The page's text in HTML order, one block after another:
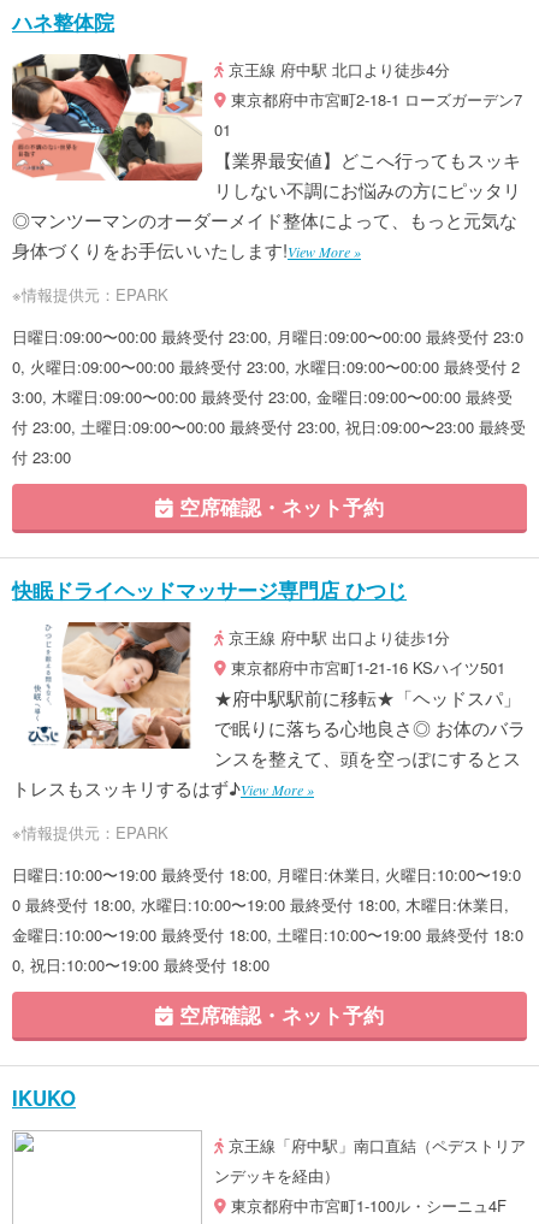
ハネ整体院
京王線 府中駅 北口より徒歩4分
東京都府中市宮町2-18-1 ローズガーデン7
01
【業界最安値】どこへ行ってもスッキ
リしない不調にお悩みの方にピッタリ
◎マンツーマンのオーダーメイド整体によって、もっと元気な
身体づくりをお手伝いいたします!View More »
※情報提供元：EPARK
日曜日:09:00〜00:00 最終受付 23:00, 月曜日:09:00〜00:00 最終受付 23:0
0, 火曜日:09:00〜00:00 最終受付 23:00, 水曜日:09:00〜00:00 最終受付 2
3:00, 木曜日:09:00〜00:00 最終受付 23:00, 金曜日:09:00〜00:00 最終受
付 23:00, 土曜日:09:00〜00:00 最終受付 23:00, 祝日:09:00〜23:00 最終受
付 23:00
空席確認・ネット予約
快眠ドライヘッドマッサージ専門店 ひつじ
京王線 府中駅 出口より徒歩1分
東京都府中市宮町1-21-16 KSハイツ501
★府中駅駅前に移転★「ヘッドスパ」
で眠りに落ちる心地良さ◎ お体のバラ
ンスを整えて、頭を空っぽにするとス
トレスもスッキリするはず♪View More »
※情報提供元：EPARK
日曜日:10:00〜19:00 最終受付 18:00, 月曜日:休業日, 火曜日:10:00〜19:0
0 最終受付 18:00, 水曜日:10:00〜19:00 最終受付 18:00, 木曜日:休業日,
金曜日:10:00〜19:00 最終受付 18:00, 土曜日:10:00〜19:00 最終受付 18:0
0, 祝日:10:00〜19:00 最終受付 18:00
空席確認・ネット予約
IKUKO
京王線「府中駅」南口直結（ペデストリア
ンデッキを経由）
東京都府中市宮町1-100ル・シーニュ4F